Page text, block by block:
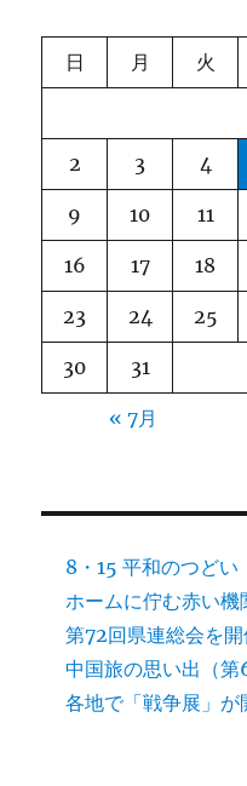
シ
ョ
ン
日 月 火
2 3 4
9 10 11
16 17 18
23 24 25
30 31
« 7月
8・15 平和のつどい
ホームに佇む赤い
第72回県連総会を開
中国旅の思い出（第
各地で「戦争展」が